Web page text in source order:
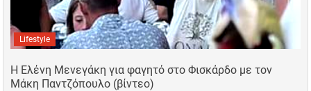
Lifestyle
Η Ελένη Μενεγάκη για φαγητό στο Φισκάρδο με τον
Μάκη Παντζόπουλο (βίντεο)